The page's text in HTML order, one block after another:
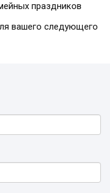
праздников
вашего следующего